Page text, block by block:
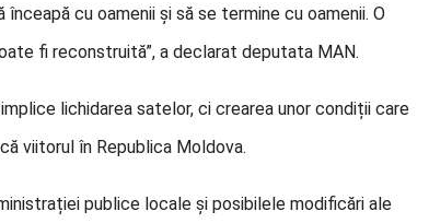
cu oamenii și să se termine cu oamenii. O
fi reconstruită”, a declarat deputata MAN.
lichidarea satelor, ci crearea unor condiții care
viitorul în Republica Moldova.
publice locale și posibilele modificări ale